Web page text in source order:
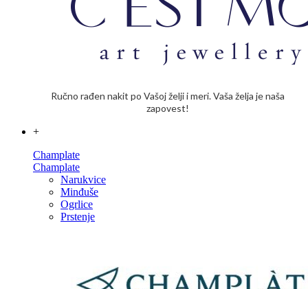
Ručno rađen nakit po Vašoj želji i meri. Vaša želja je naša
zapovest!
+
Champlate
Champlate
Narukvice
Minđuše
Ogrlice
Prstenje